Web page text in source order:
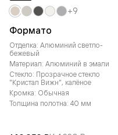
Формато
Отделка: Алюминий светло-
бежевый
Материал: Алюминий в эмали
Стекло: Прозрачное стекло
"Кристал Вижн", калёное
Кромка: Обычная
Толщина полотна: 40 мм
+9